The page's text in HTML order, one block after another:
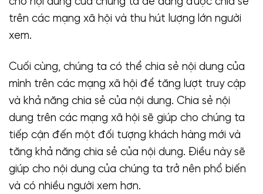
trên các mạng xã hội và thu hút lượng lớn người
xem.
Cuối cùng, chúng ta có thể chia sẻ nội dung của
mình trên các mạng xã hội để tăng lượt truy cập
và khả năng chia sẻ của nội dung. Chia sẻ nội
dung trên các mạng xã hội sẽ giúp cho chúng ta
tiếp cận đến một đối tượng khách hàng mới và
tăng khả năng chia sẻ của nội dung. Điều này sẽ
giúp cho nội dung của chúng ta trở nên phổ biến
và có nhiều người xem hơn.